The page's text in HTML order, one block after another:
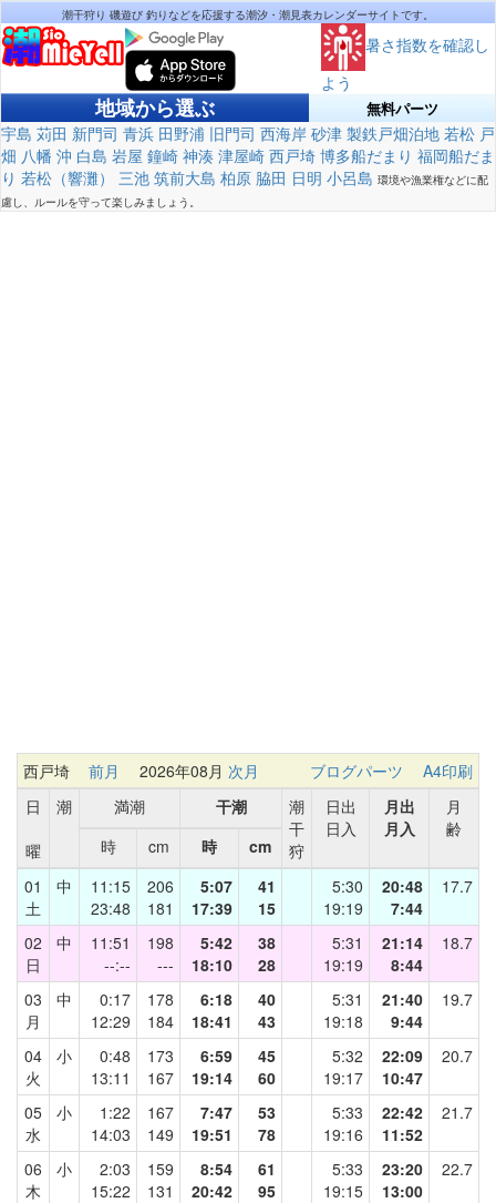
潮干狩り 磯遊び 釣りなどを応援する潮汐・潮見表カレンダーサイトです。
暑さ指数を確認し
よう
地域から選ぶ 無料パーツ
宇島 苅田 新門司 青浜 田野浦 旧門司 西海岸 砂津 製鉄戸畑泊地 若松 戸
畑 八幡 沖 白島 岩屋 鐘崎 神湊 津屋崎 西戸埼 博多船だまり 福岡船だま
り 若松（響灘） 三池 筑前大島 柏原 脇田 日明 小呂島 環境や漁業権などに配
慮し、ルールを守って楽しみましょう。
西戸埼 前月 2026年08月 次月 ブログパーツ
A4印刷
日
曜
潮 満潮 干潮
潮
干
狩
日出
日入
月出
月入
月
齢
時
cm 時
cm
01
土
中
11:15
23:48
206
181
5:07
17:39
41
15
5:30
19:19
20:48
7:44
17.7
02
日
中
11:51
--:--
198
---
5:42
18:10
38
28
5:31
19:19
21:14
8:44
18.7
03
月
中
0:17
12:29
178
184
6:18
18:41
40
43
5:31
19:18
21:40
9:44
19.7
04
火
小
0:48
13:11
173
167
6:59
19:14
45
60
5:32
19:17
22:09
10:47
20.7
05
水
小
1:22
14:03
167
149
7:47
19:51
53
78
5:33
19:16
22:42
11:52
21.7
06
木
小
2:03
15:22
159
131
8:54
20:42
61
95
5:33
19:15
23:20
13:00
22.7